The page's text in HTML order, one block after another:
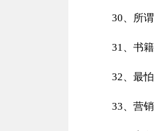
30、所
31、书
32、最
33、营